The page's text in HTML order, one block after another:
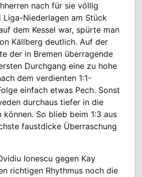
nach für sie völlig
Liga-Niederlagen am Stück
dem Kessel war, spürte man
Källberg deutlich. Auf der
der in Bremen überragende
Durchgang eine zu hohe
dem verdienten 1:1-
einfach etwas Pech. Sonst
durchaus tiefer in die
können. So blieb beim 1:3 aus
faustdicke Überraschung
Ionescu gegen Kay
richtigen Rhythmus noch die